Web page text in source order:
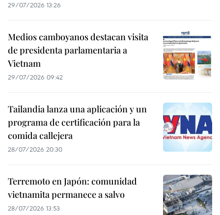
29/07/2026 13:26
Medios camboyanos destacan visita
de presidenta parlamentaria a
Vietnam
29/07/2026 09:42
Tailandia lanza una aplicación y un
programa de certificación para la
comida callejera
28/07/2026 20:30
Terremoto en Japón: comunidad
vietnamita permanece a salvo
28/07/2026 13:53